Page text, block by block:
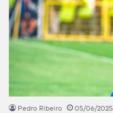
Pedro Ribeiro 05/06/2025